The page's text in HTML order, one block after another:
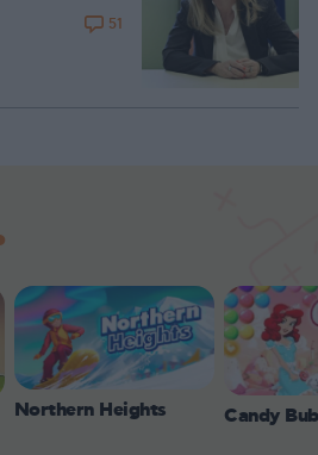
51
Northern Heights Candy